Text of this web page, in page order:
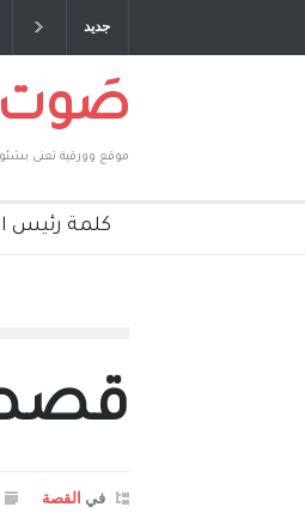
جديد
كتب وترافع فيها بنفسه مرة اخرى..
صَوت
موقع وورقية تعنى
كلمة رئيس
في القصة